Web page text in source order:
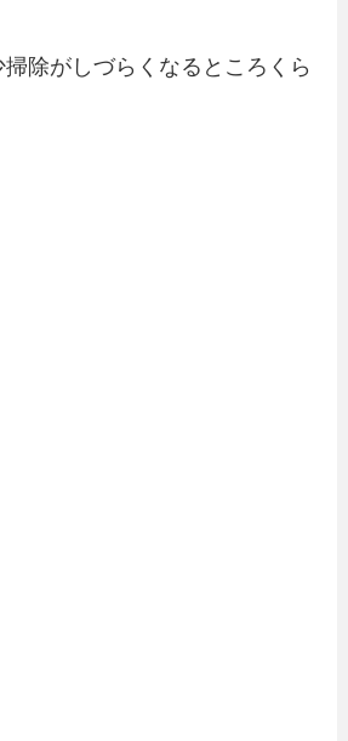
除がしづらくなるところくら